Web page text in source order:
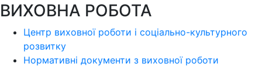
ВИХОВНА РОБОТА
Центр виховної роботи і соціально-культурного
розвитку
Нормативні документи з виховної роботи